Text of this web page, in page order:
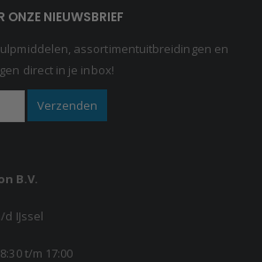
ONZE NIEUWSBRIEF
assortimentuitbreidingen en
direct in je inbox!
B.V.
d IJssel
t/m 17:00